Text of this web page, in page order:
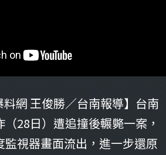
料網 王俊勝／台南報導】台南
28日）遭追撞後輾斃一案，
監視器畫面流出，進一步還原